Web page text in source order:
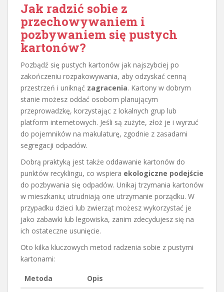
Jak radzić sobie z
przechowywaniem i
pozbywaniem się pustych
kartonów?
Pozbądź się pustych kartonów jak najszybciej po
zakończeniu rozpakowywania, aby odzyskać cenną
przestrzeń i uniknąć zagracenia. Kartony w dobrym
stanie możesz oddać osobom planującym
przeprowadzkę, korzystając z lokalnych grup lub
platform internetowych. Jeśli są zużyte, złoż je i wyrzuć
do pojemników na makulaturę, zgodnie z zasadami
segregacji odpadów.
Dobrą praktyką jest także oddawanie kartonów do
punktów recyklingu, co wspiera ekologiczne podejście
do pozbywania się odpadów. Unikaj trzymania kartonów
w mieszkaniu; utrudniają one utrzymanie porządku. W
przypadku dzieci lub zwierząt możesz wykorzystać je
jako zabawki lub legowiska, zanim zdecydujesz się na
ich ostateczne usunięcie.
Oto kilka kluczowych metod radzenia sobie z pustymi
kartonami:
Metoda
Opis